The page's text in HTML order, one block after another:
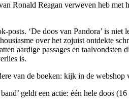
Ronald Reagan verweven heb
posts. ‘De doos van Pandora’ is
over het zojuist ontdekte
aardige passages en
is.
van de boeken: kijk in de
geldt een actie: één hele doos